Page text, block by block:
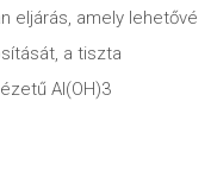
eljárás, amely lehetővé
a tiszta
Al(OH)3